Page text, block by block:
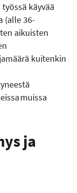
käyvää
(alle 36-
aikuisten
kuitenkin
muissa
ja